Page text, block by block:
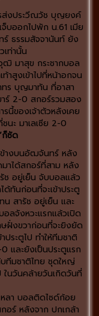
ส่งประวีณวัช บุญยงค์
บออกไปพัก น.61 เมีย
ร์ ธรรมสัจจานันท์ ยัง
เท่านั้น
ฒิ มาสุข กระชากบอล
าสูงเข้าไปที่หน้าอกจน
ทร บุญมาทัน ที่อาสา
าร์ 2-0 สกอร์รวมสอง
นี้ของเจ้าตัวหลังเคย
นะ มาเลเซีย 2-0
ก็ซัด
ข้างบนอัฒจันทร์ หลัง
าได้สกอร์ที่สาม หลัง
ช อยู่เย็น จับบอลแล้ว
ทันก่อนที่จะเข้าประตู
สารัช อยู่เย็น และ
ลจังหวะแรกแล้วเปิด
ษฝั่งขวาก่อนที่จะยิงยัด
ระตูไป ทำให้ทีมชาติ
และยังเป็นประตูแรก
บทีมชาติไทย ชุดใหญ่
นวันคล้ายวันเกิดวันที่
ลา บอลติดไซด์ก้อย
อร์ หลังจาก ปกเกล้า